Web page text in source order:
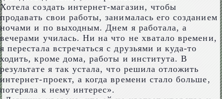
Хотела создать интернет-магазин, чтобы
продавать свои работы, занималась его созданием
ночами и по выходным. Днем я работала, а
вечерами училась. Ни на что не хватало времени,
я перестала встречаться с друзьями и куда-то
ходить, кроме дома, работы и института. В
результате я так устала, что решила отложить
интернет-проект, а когда времени стало больше,
потеряла к нему интерес».